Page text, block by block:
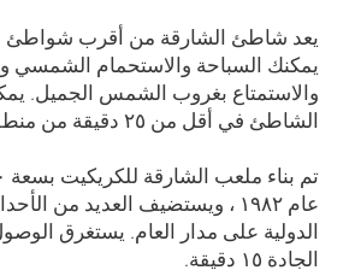
يعد شاطئ الشارقة من أقرب شواطئ
يمكنك السباحة والاستحمام الشمسي
والاستمتاع بغروب الشمس الجميل.
الشاطئ في أقل من ۲٥ دقيقة من منطقة الجادة.
عام ۱۹۸۲ ، ويستضيف العديد من
الدولية على مدار العام. يستغرق
الجادة ۱٥ دقيقة.